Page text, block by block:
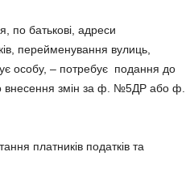
по батькові, адреси
перейменування вулиць,
особу, – потребує подання до
внесення змін за ф. №5ДР або ф.
платників податків та